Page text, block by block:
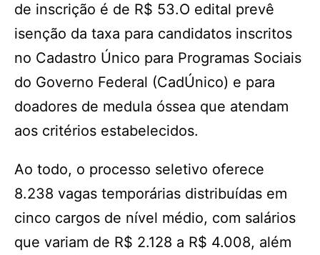
de inscrição é de R$ 53.O edital prevê
isenção da taxa para candidatos inscritos
no Cadastro Único para Programas Sociais
do Governo Federal (CadÚnico) e para
doadores de medula óssea que atendam
aos critérios estabelecidos.
Ao todo, o processo seletivo oferece
8.238 vagas temporárias distribuídas em
cinco cargos de nível médio, com salários
que variam de R$ 2.128 a R$ 4.008, além